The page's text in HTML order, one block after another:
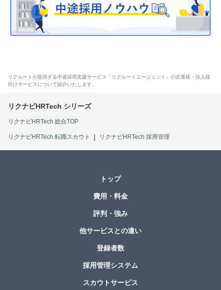
リクルートが提供する中途採用支援サービス「リクルートエージェント」の企業様・法人様
向けサービスについて紹介いたします。
リクナビHRTech 総合TOP
リクナビHRTech 転職スカウト リクナビHRTech 採用管理
トップ
費用・料金
評判・強み
他サービスとの違い
登録者数
採用管理システム
スカウトサービス